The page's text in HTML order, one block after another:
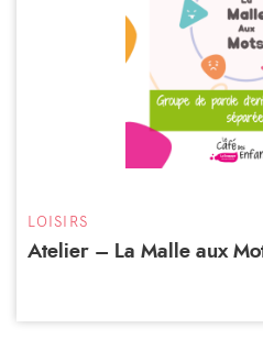
LOISIRS
Atelier – La Malle aux